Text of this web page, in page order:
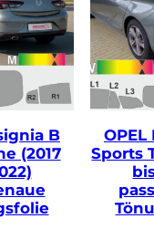
B
(2017
Sports